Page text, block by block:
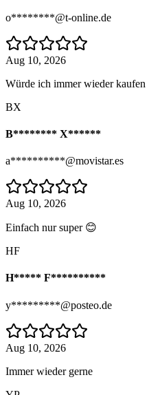
o********@t-online.de
Aug 10, 2026
Würde ich immer wieder kaufen
BX
B******** X******
a**********@movistar.es
Aug 10, 2026
Einfach nur super 😊
HF
H***** F**********
y*********@posteo.de
Aug 10, 2026
Immer wieder gerne